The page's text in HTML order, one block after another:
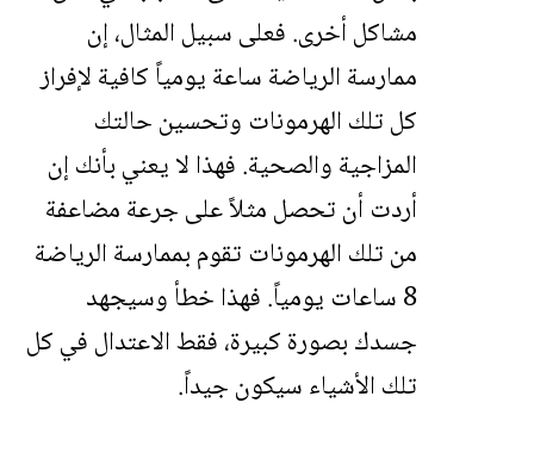
مشاكل أخرى. فعلى سبيل المثال، إن
ممارسة الرياضة ساعة يومياً كافية لإفراز
كل تلك الهرمونات وتحسين حالتك
المزاجية والصحية. فهذا لا يعني بأنك إن
أردت أن تحصل مثلاً على جرعة مضاعفة
من تلك الهرمونات تقوم بممارسة الرياضة
8 ساعات يومياً. فهذا خطأ وسيجهد
جسدك بصورة كبيرة، فقط الاعتدال في كل
تلك الأشياء سيكون جيداً.